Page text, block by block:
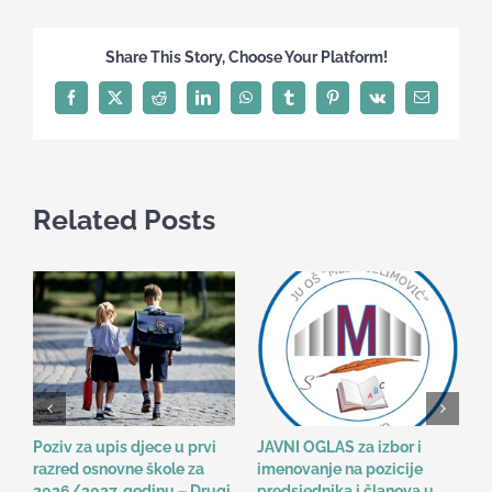
VI-
3
Share This Story, Choose Your Platform!
Facebook
X Reddit LinkedInWhatsAppTumblrPinterest
Vk Email
Related Posts
Poziv za upis djece u prvi
razred osnovne škole za
JAVNI OGLAS za izbor i
imenovanje na pozicije